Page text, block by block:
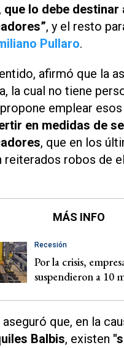
que lo debe destinar
, y el resto
Pullaro.
afirmó que la
la cual no tiene
emplear esos
en medidas de
, que en los
reiterados robos de
MÁS INFO
Recesión
Por la crisis,
suspendieron a 10
aseguró que, en la
Balbis, existen